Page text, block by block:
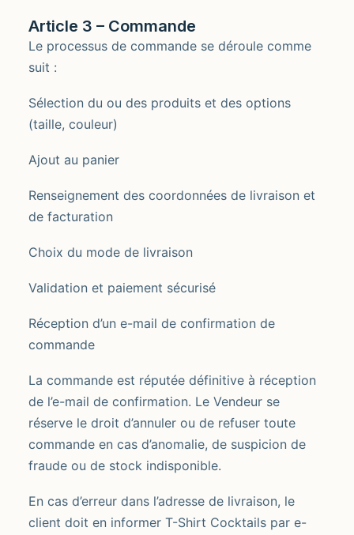
Article 3 – Commande
Le processus de commande se déroule comme
suit :
Sélection du ou des produits et des options
(taille, couleur)
Ajout au panier
Renseignement des coordonnées de livraison et
de facturation
Choix du mode de livraison
Validation et paiement sécurisé
Réception d’un e-mail de confirmation de
commande
La commande est réputée définitive à réception
de l’e-mail de confirmation. Le Vendeur se
réserve le droit d’annuler ou de refuser toute
commande en cas d’anomalie, de suspicion de
fraude ou de stock indisponible.
En cas d’erreur dans l’adresse de livraison, le
client doit en informer T-Shirt Cocktails par e-